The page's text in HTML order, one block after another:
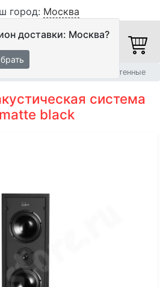
город: Москва
доставки: Москва?
Стенные
система
black